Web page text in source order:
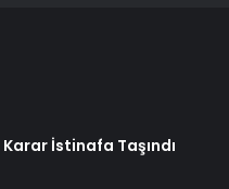
Karar İstinafa Taşındı